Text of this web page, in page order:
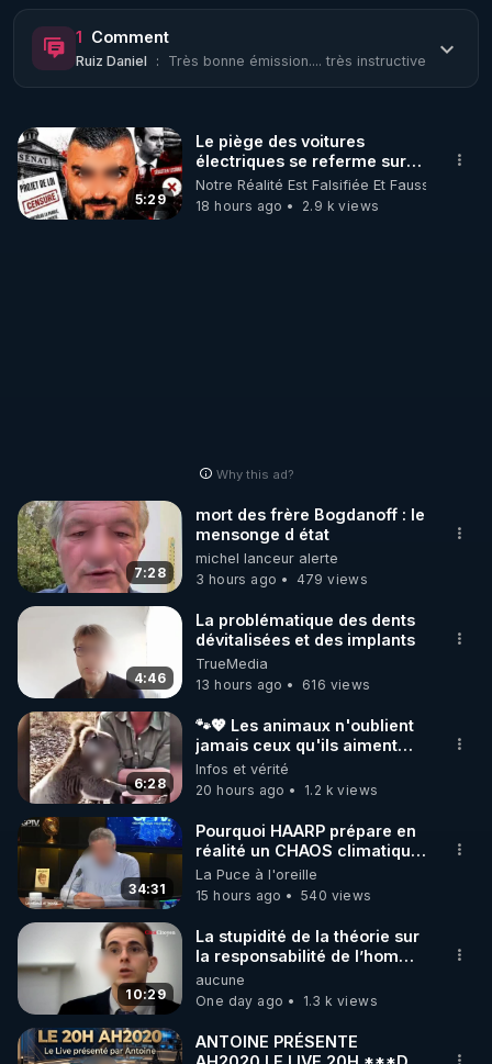
Vaste projet pour vous permettre de faire un vrai
bond qualitatif dans votre santé et celle de vos
proches. Premier épisode sur les dangers du sucre
1 Comment
Ruiz Daniel : Très bonne émission.... très instructive
5:29
Le piège des voitures
électriques se referme sur
les usagers !
Notre Réalité Est Falsifiée Et Fausse
18 hours ago
2.9 k views
Why this ad?
7:28
mort des frère Bogdanoff : le
mensonge d état
michel lanceur alerte
3 hours ago
479 views
4:46
La problématique des dents
dévitalisées et des implants
TrueMedia
13 hours ago
616 views
6:28
🐾💖 Les animaux n'oublient
jamais ceux qu'ils aiment…
🥹❤️
Infos et vérité
20 hours ago
1.2 k views
34:31
Pourquoi HAARP prépare en
réalité un CHAOS climatique,
on répond
La Puce à l'oreille
15 hours ago
540 views
10:29
La stupidité de la théorie sur
la responsabilité de l’homme
concernant le dioxyde de
carbone.
aucune
One day ago
1.3 k views
ANTOINE PRÉSENTE